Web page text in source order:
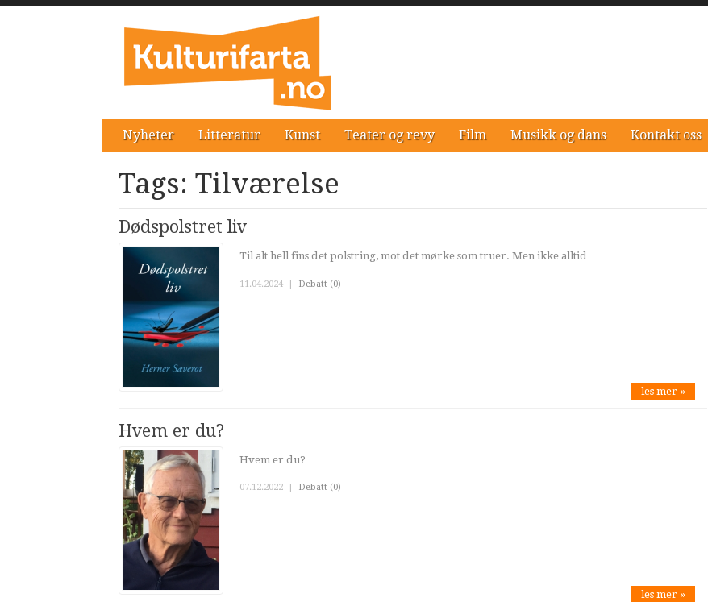
Nyheter Litteratur Kunst Teater og revy Film Musikk og dans Kontakt oss
Tags: Tilværelse
Dødspolstret liv
Til alt hell fins det polstring, mot det mørke som truer. Men ikke alltid …
11.04.2024 | Debatt (0)
les mer »
Hvem er du?
Hvem er du?
07.12.2022 Debatt (0)
les mer »